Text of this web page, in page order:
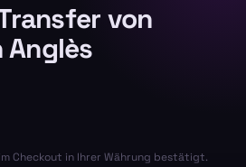
von
Anglès
Checkout in Ihrer Währung bestätigt.